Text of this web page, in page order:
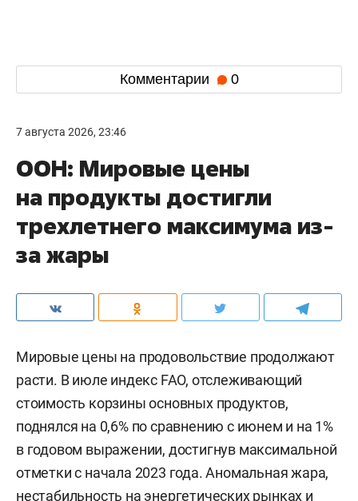
Комментарии 0
7 августа 2026, 23:46
ООН: Мировые цены
на продукты достигли
трехлетнего максимума из-
за жары
Мировые цены на продовольствие продолжают
расти. В июле индекс FAO, отслеживающий
стоимость корзины основных продуктов,
поднялся на 0,6% по сравнению с июнем и на 1%
в годовом выражении, достигнув максимальной
отметки с начала 2023 года. Аномальная жара,
нестабильность на энергетических рынках и